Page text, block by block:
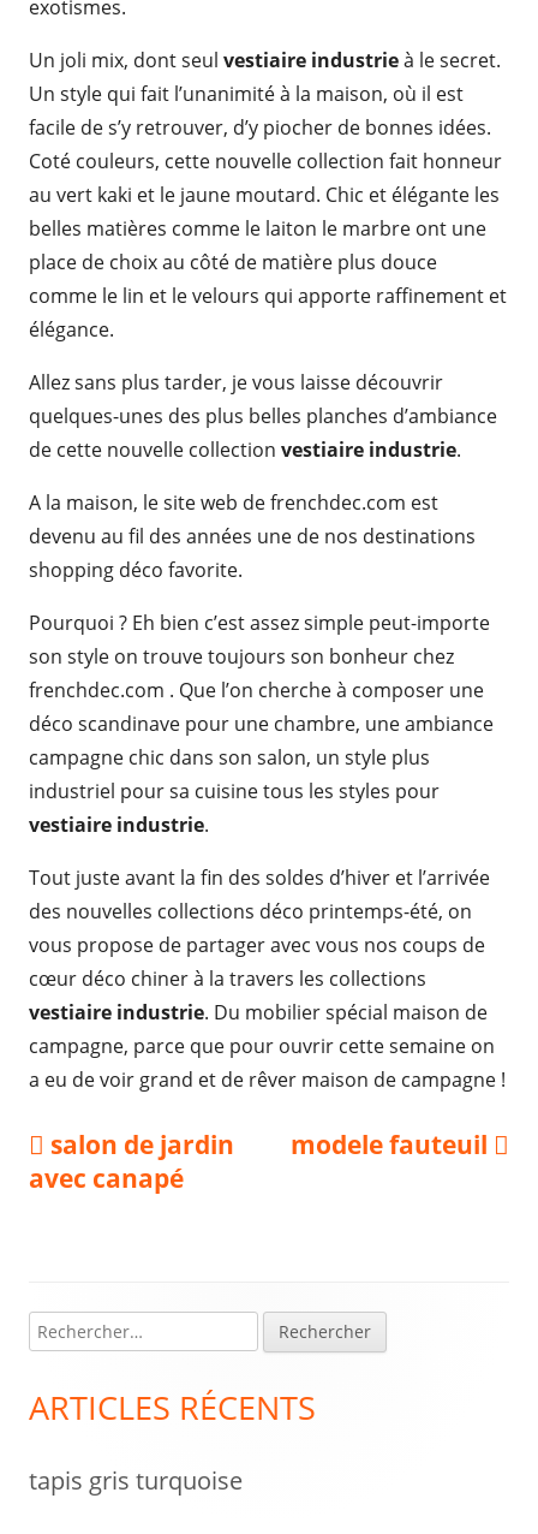
exotismes.
Un joli mix, dont seul vestiaire industrieà le secret.
Un style qui fait l’unanimité à la maison, où il est
facile de s’y retrouver, d’y piocher de bonnes idées.
Coté couleurs, cette nouvelle collection fait honneur
au vert kaki et le jaune moutard. Chic et élégante les
belles matières comme le laiton le marbre ont une
place de choix au côté de matière plus douce
comme le lin et le velours qui apporte raffinement et
élégance.
Allez sans plus tarder, je vous laisse découvrir
quelques-unes des plus belles planches d’ambiance
de cette nouvelle collection vestiaire industrie.
A la maison, le site web de frenchdec.com est
devenu au fil des années une de nos destinations
shopping déco favorite.
Pourquoi ? Eh bien c’est assez simple peut-importe
son style on trouve toujours son bonheur chez
frenchdec.com . Que l’on cherche à composer une
déco scandinave pour une chambre, une ambiance
campagne chic dans son salon, un style plus
industriel pour sa cuisine tous les styles pour
vestiaire industrie.
Tout juste avant la fin des soldes d’hiver et l’arrivée
des nouvelles collections déco printemps-été, on
vous propose de partager avec vous nos coups de
cœur déco chiner à la travers les collections
vestiaire industrie. Du mobilier spécial maison de
campagne, parce que pour ouvrir cette semaine on
a eu de voir grand et de rêver maison de campagne !
Navigation
de
Previous
article:
salon de jardin
avec canapé
Next
modele fauteuil
Colonne
latérale
e
h
r
ARTICLES RÉCENTS
tapis gris turquoise